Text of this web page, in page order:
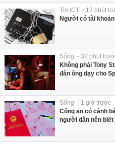
Tin ICT - 13 phút
Người có tài
Sống - 32 phút
Không phải Tony
đàn ông dạy cho
Sống - 1 giờ trước
Công an có cảnh
người dân nên biết